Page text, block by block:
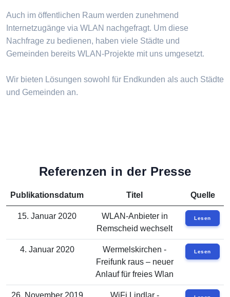
Auch im öffentlichen Raum werden zunehmend
Internetzugänge via WLAN nachgefragt. Um diese
Nachfrage zu bedienen, haben viele Städte und
Gemeinden bereits WLAN-Projekte mit uns umgesetzt.
Wir bieten Lösungen sowohl für Endkunden als auch Städte
und Gemeinden an.
Referenzen in der Presse
Publikationsdatum Titel Quelle
15. Januar 2020
WLAN-Anbieter in
Remscheid wechselt
Lesen
4. Januar 2020
Wermelskirchen -
Freifunk raus – neuer
Anlauf für freies Wlan
Lesen